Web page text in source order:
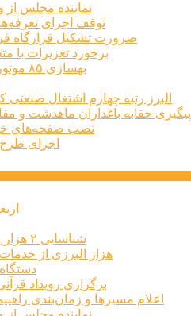
نماینده مجلس از
توقف اجرای
ضرورت تشکیل قرارگاه
برخورد تعزیرات با متخلفان
بهسازی ۸۵ موتورخانه در البرز طی سه‌ماهه نخست امسال
البرز رتبه چهارم اشتغال صنعتی کشور؛ ۱۸۶ هزار نفر شاغل
پیگیری حقابه باغداران ماهدشت و
نصب صفحه‌های
اجرای طرح بهسازی
شناسایی ۲ هزار و ۴۰۰ کودک دارای اختلالات بینایی در البرز
۶۰ هزار البرزی از
برگزاری رویداد
اعلام مسیرها و زمان‌بندی